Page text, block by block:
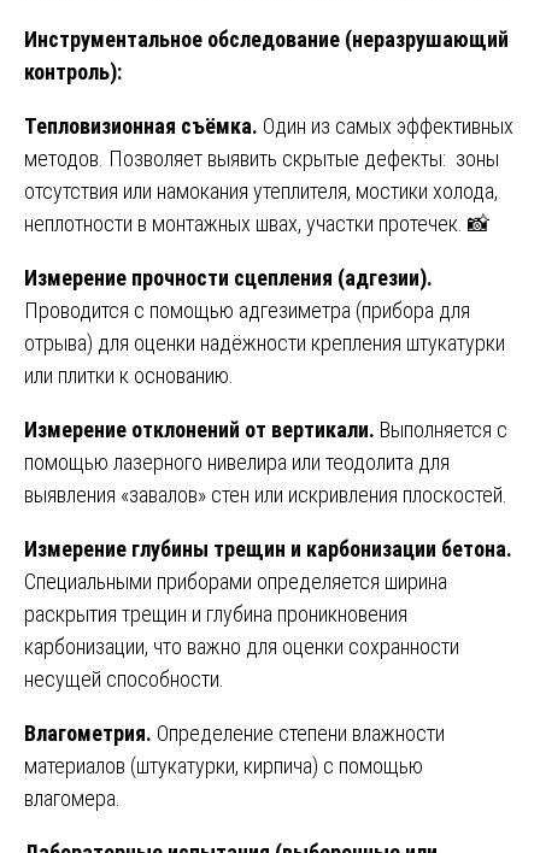
Инструментальное обследование (неразрушающий
контроль):
Тепловизионная съёмка. Один из самых эффективных
методов. Позволяет выявить скрытые дефекты: зоны
отсутствия или намокания утеплителя, мостики холода,
неплотности в монтажных швах, участки протечек. 📸
Измерение прочности сцепления (адгезии).
Проводится с помощью адгезиметра (прибора для
отрыва) для оценки надёжности крепления штукатурки
или плитки к основанию.
Измерение отклонений от вертикали. Выполняется с
помощью лазерного нивелира или теодолита для
выявления «завалов» стен или искривления плоскостей.
Измерение глубины трещин и карбонизации бетона.
Специальными приборами определяется ширина
раскрытия трещин и глубина проникновения
карбонизации, что важно для оценки сохранности
несущей способности.
Влагометрия. Определение степени влажности
материалов (штукатурки, кирпича) с помощью
влагомера.